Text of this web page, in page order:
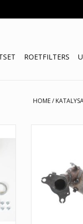
ROETFILTERS
HOME/
pasvorm en
Originele